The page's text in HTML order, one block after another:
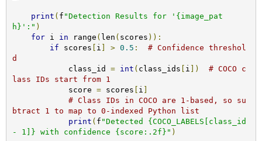
print ( f "Detection Results for '{image_pat
h}':" )
for i in range ( len ( scores )):
if scores i > 0.5 :
# Confidence threshol
d
            class_id
= int ( class_ids i ])
# COCO c
lass IDs start from 1
            score
= scores i
# Class IDs in COCO are 1-based, so su
btract 1 to map to 0-indexed Python list
print ( f "Detected {COCO_LABELS[class_id
- 1]} with confidence {score:.2f}" )